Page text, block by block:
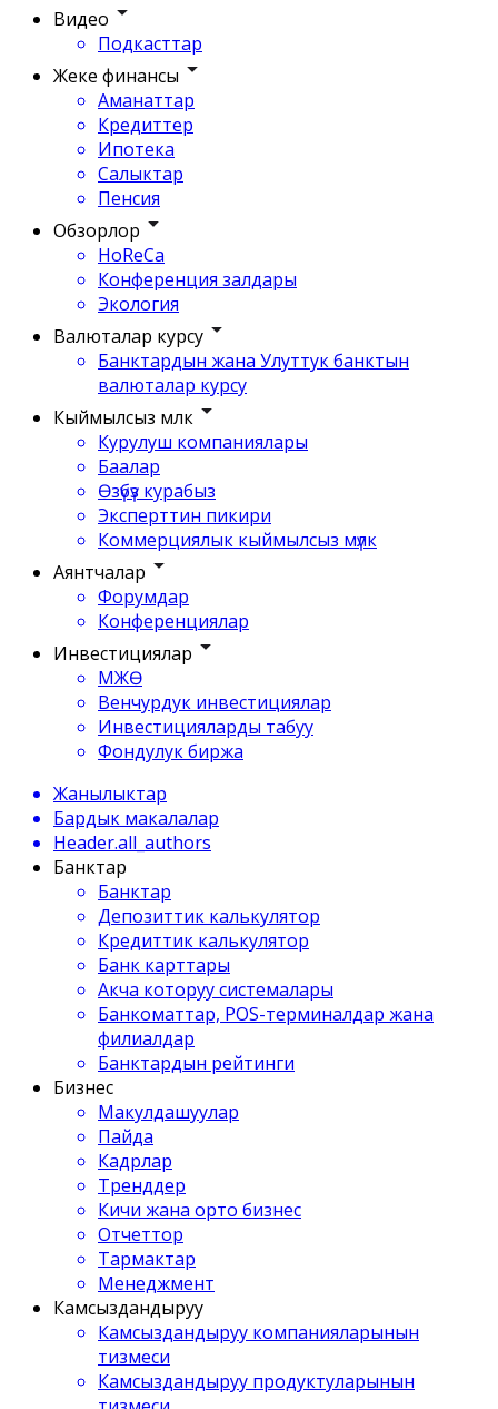
Видео
Подкасттар
Жеке финансы
Аманаттар
Кредиттер
Ипотека
Салыктар
Пенсия
Обзорлор
HoReCa
Конференция залдары
Экология
Валюталар курсу
Банктардын жана Улуттук банктын
валюталар курсу
Кыймылсыз мүлк
Курулуш компаниялары
Баалар
Өзүбүз курабыз
Эксперттин пикири
Коммерциялык кыймылсыз мүлк
Аянтчалар
Форумдар
Конференциялар
Инвестициялар
МЖӨ
Венчурдук инвестициялар
Инвестицияларды табуу
Фондулук биржа
Жанылыктар
Бардык макалалар
Header.all_authors
Банктар
Банктар
Депозиттик калькулятор
Кредиттик калькулятор
Банк карттары
Акча которуу системалары
Банкоматтар, POS-терминалдар жана
филиалдар
Банктардын рейтинги
Бизнес
Макулдашуулар
Пайда
Кадрлар
Тренддер
Кичи жана орто бизнес
Отчеттор
Тармактар
Менеджмент
Камсыздандыруу
Камсыздандыруу компанияларынын
тизмеси
Камсыздандыруу продуктуларынын